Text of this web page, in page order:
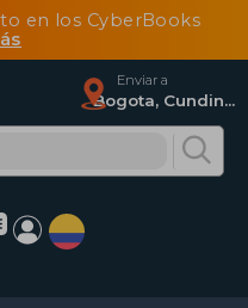
en los CyberBooks
Enviar a
Bogota, Cundinamarca